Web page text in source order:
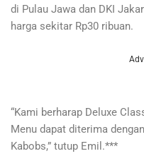
di Pulau Jawa dan DKI
harga sekitar Rp30 ribuan.
“Kami berharap Deluxe
Menu dapat diterima
Kabobs,” tutup Emil.***